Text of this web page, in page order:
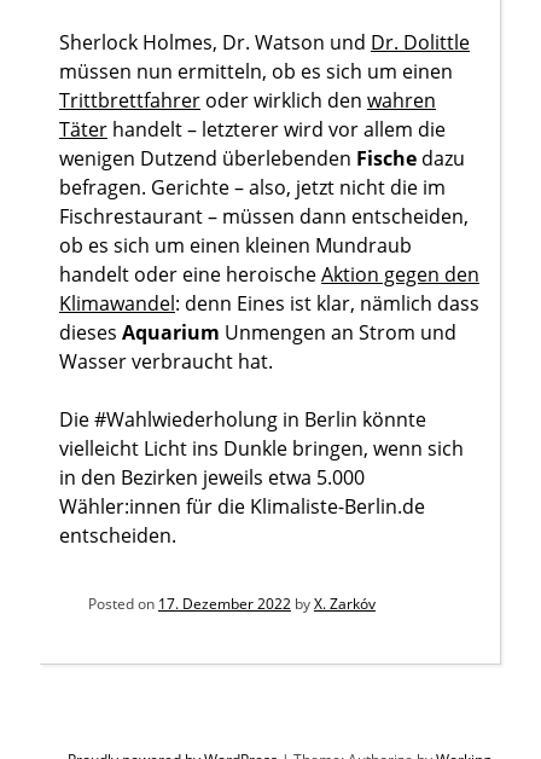
Sherlock Holmes, Dr. Watson und Dr. Dolittle
müssen nun ermitteln, ob es sich um einen
Trittbrettfahreroder wirklich den wahren
Täterhandelt – letzterer wird vor allem die
wenigen Dutzend überlebenden Fischedazu
befragen. Gerichte – also, jetzt nicht die im
Fischrestaurant – müssen dann entscheiden,
ob es sich um einen kleinen Mundraub
handelt oder eine heroischeAktion gegen den
Klimawandel: denn Eines ist klar, nämlich dass
dieses Aquarium Unmengen an Strom und
Wasser verbraucht hat.
Die #Wahlwiederholung in Berlin könnte
vielleicht Licht ins Dunkle bringen, wenn sich
in den Bezirken jeweils etwa 5.000
Wähler:innen für die Klimaliste-Berlin.de
entscheiden.
Posted on 17. Dezember 2022byX. Zarkóv